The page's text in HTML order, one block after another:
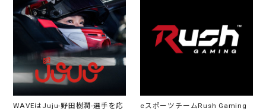
WAVEはJuju-野田樹潤-選手を応
eスポーツチームRush Gaming